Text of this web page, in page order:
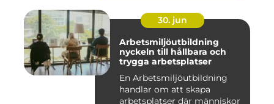
30. jun
Arbetsmiljöutbildning
nyckeln till hållbara och
trygga arbetsplatser
En Arbetsmiljöutbildning
handlar om att skapa
arbetsplatser där människor